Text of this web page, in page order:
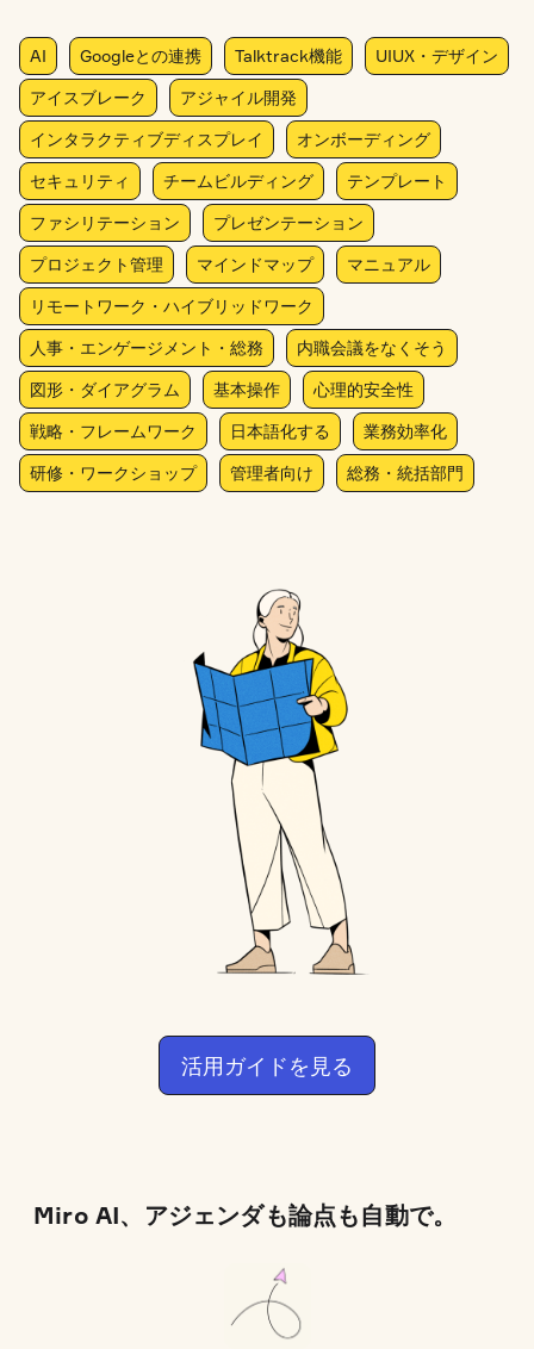
AI Googleとの連携 Talktrack機能 UIUX・デザイン
アイスブレーク アジャイル開発
インタラクティブディスプレイ オンボーディング
セキュリティ チームビルディング テンプレート
ファシリテーション プレゼンテーション
プロジェクト管理 マインドマップ マニュアル
リモートワーク・ハイブリッドワーク
人事・エンゲージメント・総務 内職会議をなくそう
図形・ダイアグラム 基本操作 心理的安全性
戦略・フレームワーク 日本語化する 業務効率化
研修・ワークショップ 管理者向け 総務・統括部門
活用ガイドを見る
Miro AI、アジェンダも論点も自動で。